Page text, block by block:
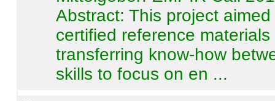
Abstract:This project
certified reference
transferring know-how
skills to focus on en ...